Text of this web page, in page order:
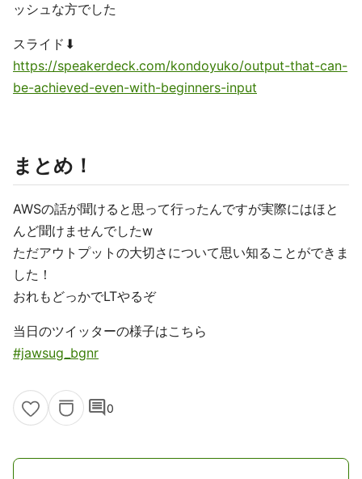
ッシュな方でした
スライド⬇︎
https://speakerdeck.com/kondoyuko/output-that-can-
be-achieved-even-with-beginners-input
まとめ！
AWSの話が聞けると思って行ったんですが実際にはほと
んど聞けませんでしたw
ただアウトプットの大切さについて思い知ることができま
した！
おれもどっかでLTやるぞ
当日のツイッターの様子はこちら
#jawsug_bgnr
comment0